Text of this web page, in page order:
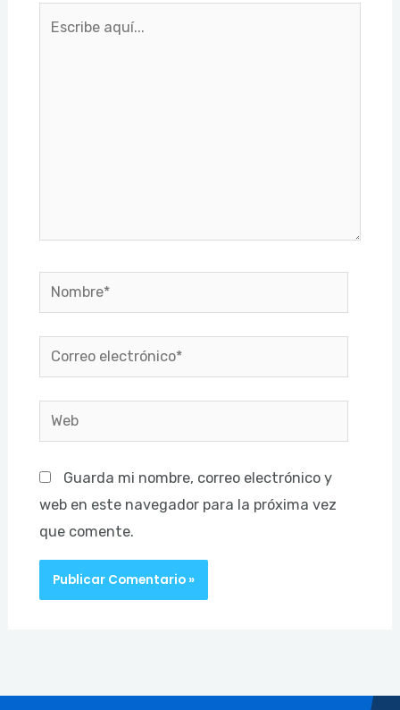
Nombre*
Correo
electrónico*
Web
Guarda mi nombre, correo electrónico y
web en este navegador para la próxima vez
que comente.